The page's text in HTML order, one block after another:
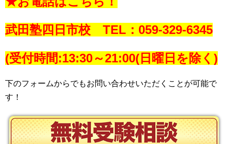
武田塾四日市校 TEL：059-329-6345
(受付時間:13:30～21:00(日曜日を除く)
下のフォームからでもお問い合わせいただくことが可能で
す！